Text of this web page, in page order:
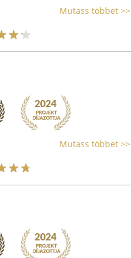
Mutass többet >>
Mutass többet >>